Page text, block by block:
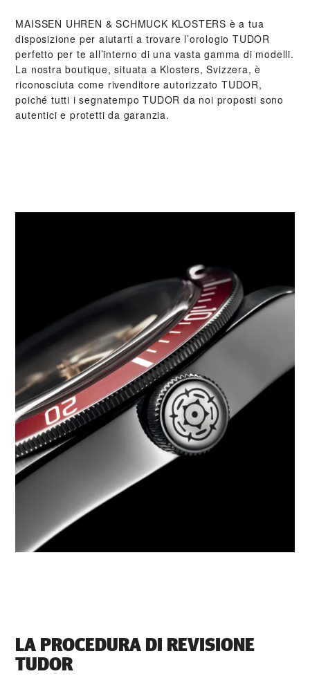
‭MAISSEN UHREN & SCHMUCK KLOSTERS‬ è a tua
disposizione per aiutarti a trovare l’orologio TUDOR
perfetto per te all’interno di una vasta gamma di modelli.
La nostra boutique, situata a Klosters, Svizzera, è
riconosciuta come rivenditore autorizzato TUDOR,
poiché tutti i segnatempo TUDOR da noi proposti sono
autentici e protetti da garanzia.
LA PROCEDURA DI REVISIONE
TUDOR